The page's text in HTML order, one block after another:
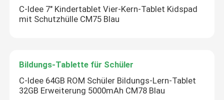
C-Idee 7" Kindertablet Vier-Kern-Tablet Kidspad
mit Schutzhülle CM75 Blau
Bildungs-Tablette für Schüler
C-Idee 64GB ROM Schüler Bildungs-Lern-Tablet
32GB Erweiterung 5000mAh CM78 Blau